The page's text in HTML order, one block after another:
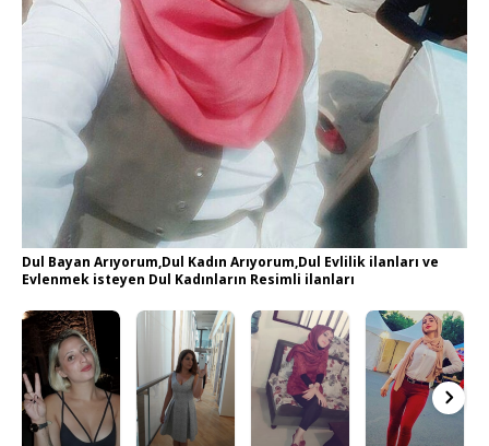
Dul Bayan Arıyorum,Dul Kadın Arıyorum,Dul Evlilik ilanları ve
Evlenmek isteyen Dul Kadınların Resimli ilanları